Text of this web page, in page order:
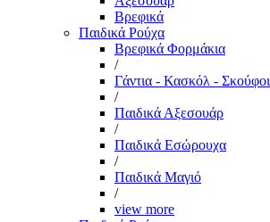
Βρεφικά
Παιδικά Ρούχα
Βρεφικά Φορμάκια
/
Γάντια - Κασκόλ - Σκούφοι
/
Παιδικά Αξεσουάρ
/
Παιδικά Εσώρουχα
/
Παιδικά Μαγιό
/
view more